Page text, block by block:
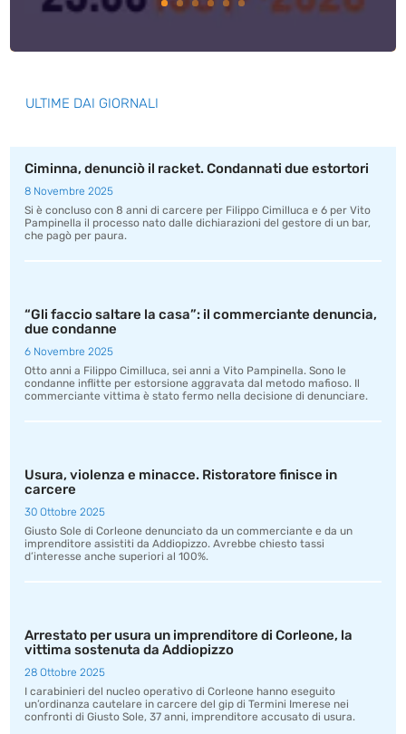
ULTIME DAI GIORNALI
Ciminna, denunciò il racket. Condannati due estortori
8 Novembre 2025
Si è concluso con 8 anni di carcere per Filippo Cimilluca e 6 per Vito
Pampinella il processo nato dalle dichiarazioni del gestore di un bar,
che pagò per paura.
“Gli faccio saltare la casa”: il commerciante denuncia,
due condanne
6 Novembre 2025
Otto anni a Filippo Cimilluca, sei anni a Vito Pampinella. Sono le
condanne inflitte per estorsione aggravata dal metodo mafioso. Il
commerciante vittima è stato fermo nella decisione di denunciare.
Usura, violenza e minacce. Ristoratore finisce in
carcere
30 Ottobre 2025
Giusto Sole di Corleone denunciato da un commerciante e da un
imprenditore assistiti da Addiopizzo. Avrebbe chiesto tassi
d’interesse anche superiori al 100%.
Arrestato per usura un imprenditore di Corleone, la
vittima sostenuta da Addiopizzo
28 Ottobre 2025
I carabinieri del nucleo operativo di Corleone hanno eseguito
un’ordinanza cautelare in carcere del gip di Termini Imerese nei
confronti di Giusto Sole, 37 anni, imprenditore accusato di usura.